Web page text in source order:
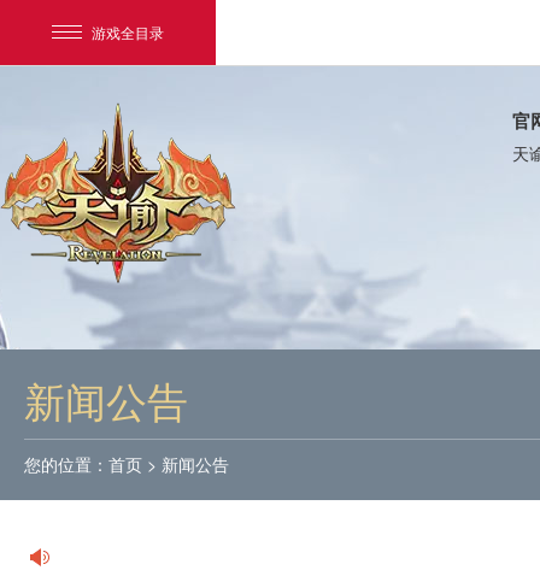
游戏全目录
网易游戏
我的足迹：
官
天
新闻公告
您的位置： 首页 > 新闻公告